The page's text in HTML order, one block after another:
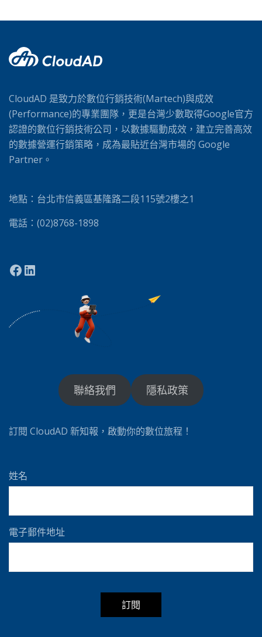
r
a
t
v
e
:
CloudAD 是致力於數位行銷技術(Martech)與成效
(Performance)的專業團隊，更是台灣少數取得Google官方
認證的數位行銷技術公司，以數據驅動成效，建立完善高效
的數據營運行銷策略，成為最貼近台灣市場的 Google
Partner。
地點：台北市信義區基隆路二段115號2樓之1
電話：(02)8768-1898
聯絡我們 隱私政策
訂閱 CloudAD 新知報，啟動你的數位旅程！
姓名
電子郵件地址